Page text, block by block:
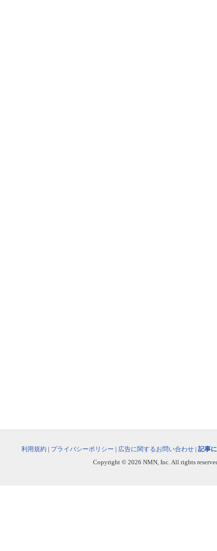
利用規約 | プライバシーポリシー | 広告に関するお問い合わせ | 記事
Copyright © 2026 NMN, Inc. All rights